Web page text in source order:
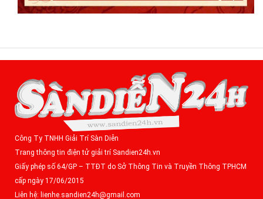
Công Ty TNHH Giải Trí Sàn Diễn
Trang thông tin điện tử giải trí Sandien24h.vn
Giấy phép số 64/GP – TTĐT do Sở Thông Tin và Truyền Thông TPHCM
cấp ngày 17/06/2015
Liên hệ: lienhe.sandien24h@gmail.com